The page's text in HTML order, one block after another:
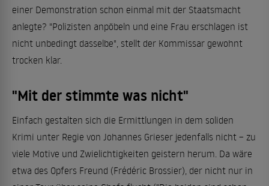
einer Demonstration schon einmal mit der Staatsmacht
anlegte? "Polizisten anpöbeln und eine Frau erschlagen ist
nicht unbedingt dasselbe", stellt der Kommissar gewohnt
trocken klar.
"Mit der stimmte was nicht"
Einfach gestalten sich die Ermittlungen in dem soliden
Krimi unter Regie von Johannes Grieser jedenfalls nicht – zu
viele Motive und Zwielichtigkeiten geistern herum. Da wäre
etwa des Opfers Freund (Frédéric Brossier), der nicht nur in